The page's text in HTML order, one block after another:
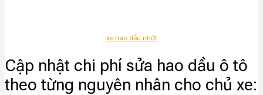
xe hao dầu nhớt
Cập nhật chi phí sửa hao dầu ô tô
theo từng nguyên nhân cho chủ xe: